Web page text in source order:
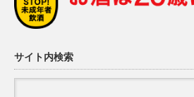
サイト内検索